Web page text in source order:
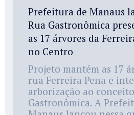
Prefeitura de Manaus
Rua Gastronômica
as 17 árvores da
no Centro
Projeto mantém as 17
rua Ferreira Pena e
arborização ao
Gastronômica. A